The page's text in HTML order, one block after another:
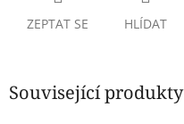
ZEPTAT SE HLÍDAT
Související produkty